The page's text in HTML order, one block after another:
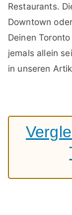
Restaurants.
Downtown
Deinen
jemals allein
in unseren